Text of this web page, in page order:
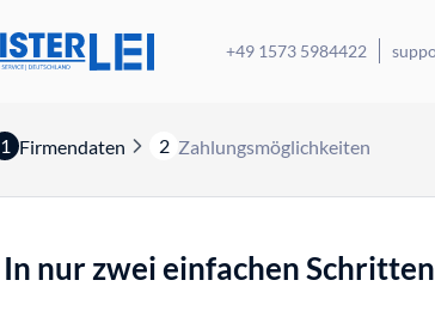
+49 1573 5984422
1 Firmendaten 2 Zahlungsmöglichkeiten
In nur zwei einfachen